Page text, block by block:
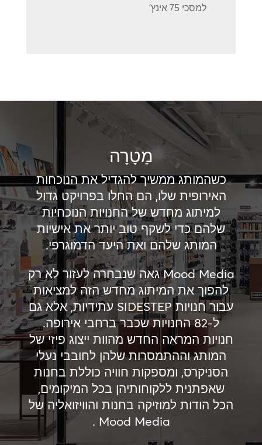
למסכי 75 אינץ'
מַטָרָה
כשהמותג ממשיך להגדיל את הנוכחות
האירופית שלו, הם החלו בפרויקט גדול
למיתוג מחדש של החנויות הנוכחיות
שלהם כדי לשקף טוב יותר את אישיות
המותג שלהם ואת היעד הדמוגרפי.
Mood Media גאה שנבחרה לעזור לא רק
להפוך את המיתוג מחדש הזה למציאות
עבור חנויות SIDESTEP עתידיות, אלא גם
ל-82 החנויות שכבר ברחבי אירופה.
חנויות המראה החדש מהוות ייצוג פיזי של
המותג וההתמסרות שלהן לחובבי נעלי
הסניקרס, ומספקות חוויה כוללת בחנות
שאפתנית ללקוחותיהן בכל המיקומים,
הכל הודות למוזיקה בחנות והוויזואליה של
Mood Media .